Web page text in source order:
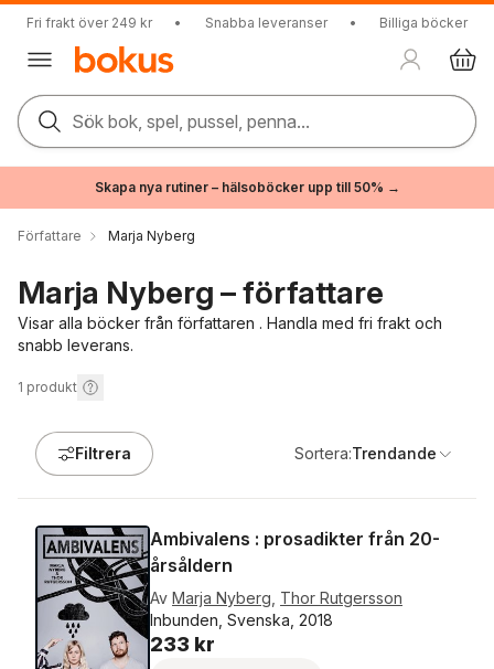
Fri frakt över 249 kr • Snabba leveranser • Billiga böcker
Sök bok, spel, pussel, penna...
Skapa nya rutiner – hälsoböcker upp till 50% →
Författare Marja Nyberg
Marja Nyberg – författare
Visar alla böcker från författaren . Handla med fri frakt och
snabb leverans.
1 produkt
Filtrera Sortera:Trendande
Ambivalens : prosadikter från 20-
årsåldern
Av Marja Nyberg Thor Rutgersson
Inbunden, Svenska, 2018
233 kr